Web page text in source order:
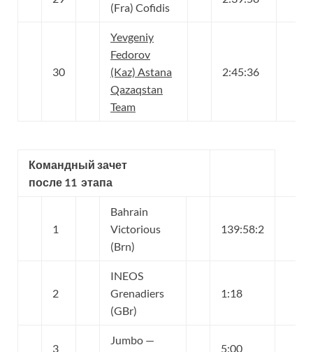
(Fra) Cofidis
30
Yevgeniy
Fedorov
(Kaz) Astana
Qazaqstan
Team
2:45:36
Командный зачет
после 11 этапа
1
Bahrain
Victorious
(Brn)
139:58:2
2
INEOS
Grenadiers
(GBr)
1:18
3
Jumbo —
5:00